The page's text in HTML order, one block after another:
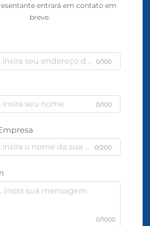
entrará em contato em
breve.
0/100
0/100
0/200
0/1000